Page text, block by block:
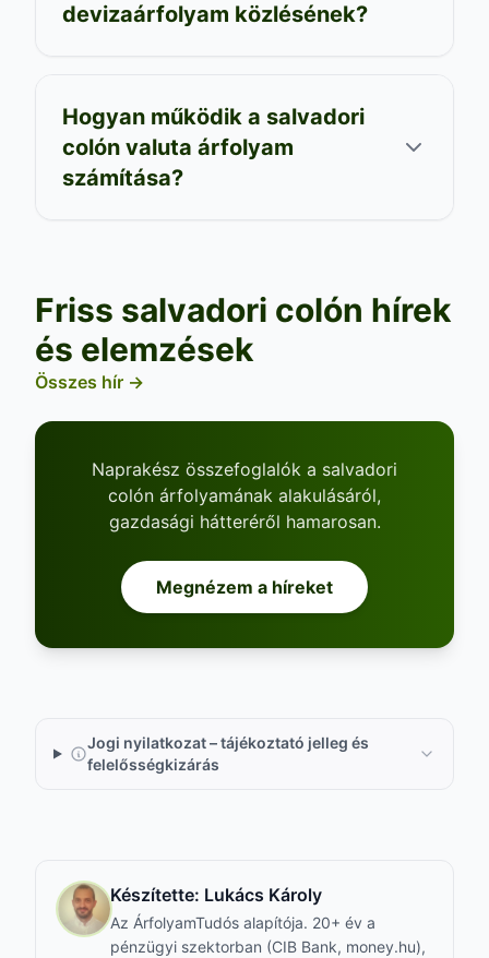
devizaárfolyam közlésének?
Hogyan működik a salvadori
colón valuta árfolyam
számítása?
Friss salvadori colón hírek
és elemzések
Összes hír →
Naprakész összefoglalók a salvadori
colón árfolyamának alakulásáról,
gazdasági hátteréről hamarosan.
Megnézem a híreket
Jogi nyilatkozat – tájékoztató jelleg és
felelősségkizárás
Készítette: Lukács Károly
Az ÁrfolyamTudós alapítója. 20+ év a
pénzügyi szektorban (CIB Bank, money.hu),